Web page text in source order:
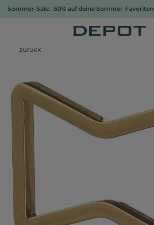
Sommer-Sale: -50% auf deine Sommer-Favoriten
zurück